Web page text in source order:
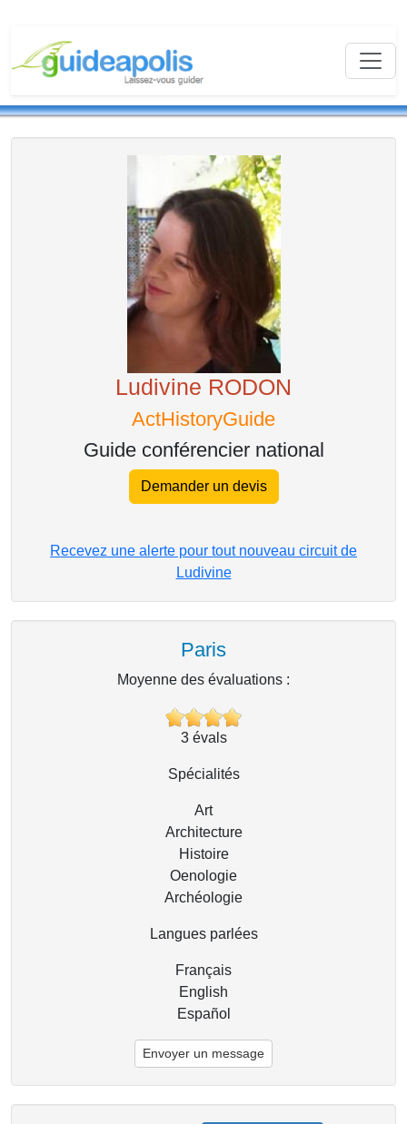
Ludivine RODON
ActHistoryGuide
Guide conférencier national
Demander un devis
Recevez une alerte pour tout nouveau circuit de
Ludivine
Paris
Moyenne des évaluations :
3évals
Spécialités
Art
Architecture
Histoire
Oenologie
Archéologie
Langues parlées
Français
English
Español
Envoyer un message